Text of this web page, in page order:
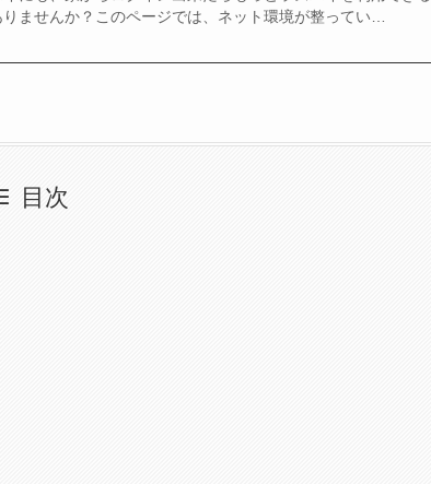
ませんか？このページでは、ネット環境が整ってい…
目次